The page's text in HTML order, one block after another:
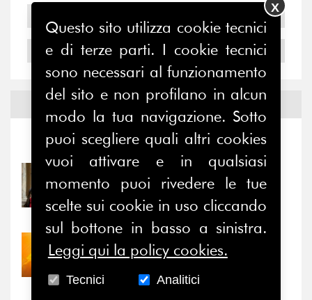
2004
Notizie ed Eventi
Notizie -Eventi
31/07/2026
Prima della pausa estiva,
il valore di...
30/07/2026
Nove anni dopo la
“grande cecità”: la...
Questo sito utilizza cookie tecnici
e di terze parti. I cookie tecnici
sono necessari al funzionamento
del sito e non profilano in alcun
modo la tua navigazione. Sotto
puoi scegliere quali altri cookies
vuoi attivare e in qualsiasi
momento puoi rivedere le tue
scelte sui cookie in uso cliccando
sul bottone in basso a sinistra.
Leggi qui la policy cookies.
Tecnici Analitici
X